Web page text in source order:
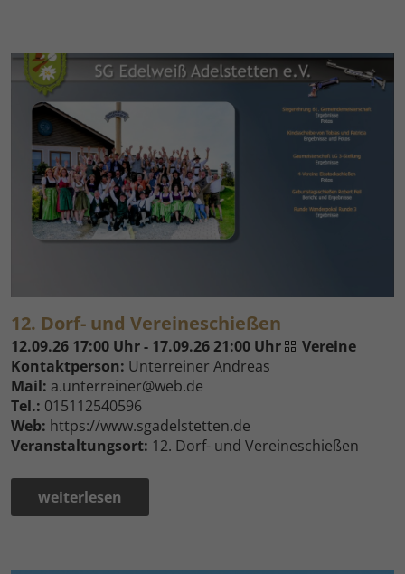
12. Dorf- und Vereineschießen
12.09.26 17:00 Uhr - 17.09.26 21:00 Uhr
Vereine
Kontaktperson: Unterreiner Andreas
Mail: a.unterreiner@web.de
Tel.: 015112540596
Web: https://www.sgadelstetten.de
Veranstaltungsort: 12. Dorf- und Vereineschießen
weiterlesen